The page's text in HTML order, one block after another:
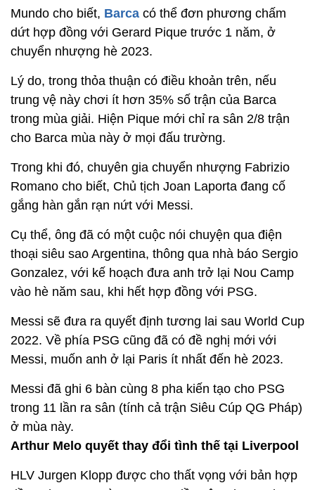
Mundo cho biết, Barca có thể đơn phương chấm
dứt hợp đồng với Gerard Pique trước 1 năm, ở
chuyển nhượng hè 2023.
Lý do, trong thỏa thuận có điều khoản trên, nếu
trung vệ này chơi ít hơn 35% số trận của Barca
trong mùa giải. Hiện Pique mới chỉ ra sân 2/8 trận
cho Barca mùa này ở mọi đấu trường.
Trong khi đó, chuyên gia chuyển nhượng Fabrizio
Romano cho biết, Chủ tịch Joan Laporta đang cố
gắng hàn gắn rạn nứt với Messi.
Cụ thể, ông đã có một cuộc nói chuyện qua điện
thoại siêu sao Argentina, thông qua nhà báo Sergio
Gonzalez, với kế hoạch đưa anh trở lại Nou Camp
vào hè năm sau, khi hết hợp đồng với PSG.
Messi sẽ đưa ra quyết định tương lai sau World Cup
2022. Về phía PSG cũng đã có đề nghị mới với
Messi, muốn anh ở lại Paris ít nhất đến hè 2023.
Messi đã ghi 6 bàn cùng 8 pha kiến tạo cho PSG
trong 11 lần ra sân (tính cả trận Siêu Cúp QG Pháp)
ở mùa này.
Arthur Melo quyết thay đổi tình thế tại Liverpool
HLV Jurgen Klopp được cho thất vọng với bản hợp